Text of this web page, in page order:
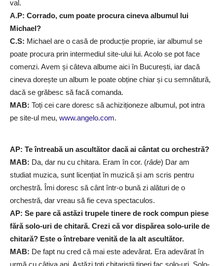
val.
A.P: Corrado, cum poate procura cineva albumul lui
Michael?
C.S: Michael are o casă de producție proprie, iar albumul se
poate procura prin intermediul site-ului lui. Acolo se pot face
comenzi. Avem și câteva albume aici în București, iar dacă
cineva dorește un album le poate obține chiar și cu semnătură,
dacă se grăbesc să facă comanda.
MAB: Toți cei care doresc să achiziționeze albumul, pot intra
pe site-ul meu, www.angelo.com.
AP: Te întreabă un ascultător dacă ai cântat cu orchestră?
MAB: Da, dar nu cu chitara. Eram în cor. (râde) Dar am
studiat muzica, sunt licențiat în muzică și am scris pentru
orchestră. Îmi doresc să cânt într-o bună zi alături de o
orchestră, dar vreau să fie ceva spectaculos.
AP: Se pare că astăzi trupele tinere de rock compun piese
fără solo-uri de chitară. Crezi că vor dispărea solo-urile de
chitară? Este o întrebare venită de la alt ascultător.
MAB: De fapt nu cred că mai este adevărat. Era adevărat în
urmă cu câțiva ani. Astăzi toți chitariștii tineri fac solo-uri. Solo-